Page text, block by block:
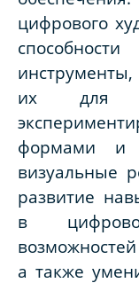
цифрового
их для
формами и
визуальные
развитие
в
а также